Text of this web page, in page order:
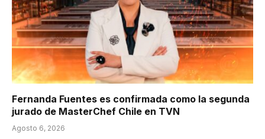
Fernanda Fuentes es confirmada como la segunda
jurado de MasterChef Chile en TVN
Agosto 6, 2026